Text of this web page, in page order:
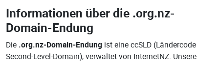
Informationen über die .org.nz-
Domain-Endung
Die .org.nz-Domain-Endung ist eine ccSLD (Ländercode
Second-Level-Domain), verwaltet von InternetNZ. Unsere